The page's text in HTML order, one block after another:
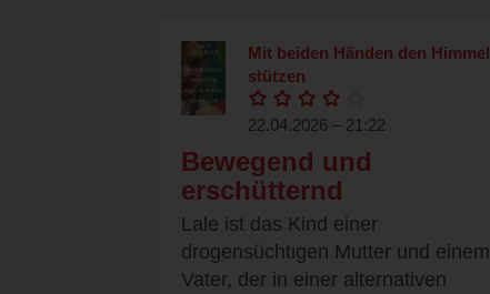
Mit beiden Händen den Himmel
stützen
22.04.2026 – 21:22
Bewegend und
erschütternd
Lale ist das Kind einer
drogensüchtigen Mutter und einem
Vater, der in einer alternativen